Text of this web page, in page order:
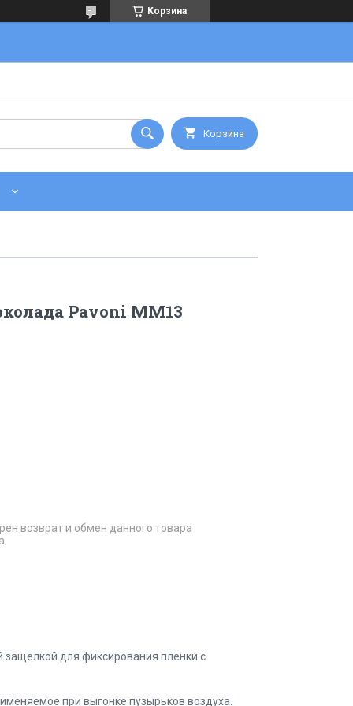
Корзина
Корзина
Pavoni MM13
возврат и обмен данного товара
защелкой для фиксирования пленки с
при выгонке пузырьков воздуха.